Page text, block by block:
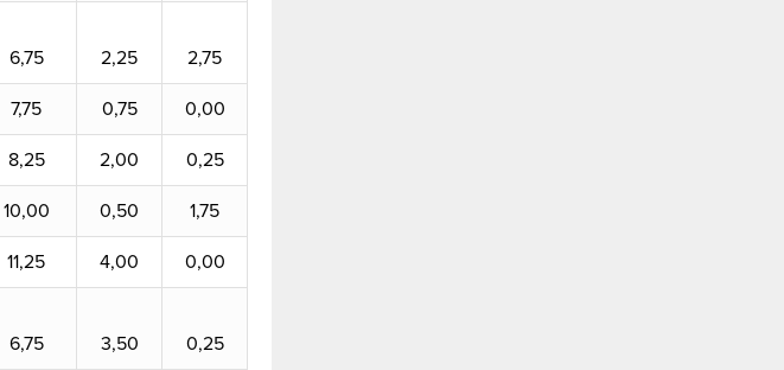
6,75 2,25 2,75
7,75 0,75 0,00
8,25 2,00 0,25
10,00 0,50 1,75
11,25 4,00 0,00
6,75 3,50 0,25